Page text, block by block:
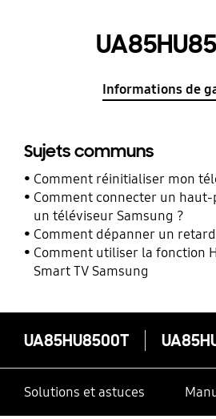
Informations de
Sujets communs
Comment réinitialiser mon
Comment connecter un
un téléviseur Samsung ?
Comment dépanner un
Comment utiliser la fonction
Smart TV Samsung
UA85HU8500T
Solutions et astuces